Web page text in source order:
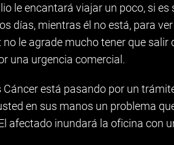
le encantará viajar un poco, si
días, mientras él no está, para
no le agrade mucho tener que
una urgencia comercial.
está pasando por un
en sus manos un problema
afectado inundará la oficina con